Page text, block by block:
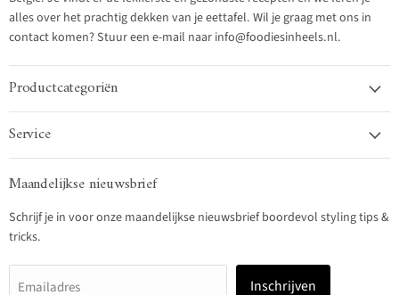
alles over het prachtig dekken van je eettafel. Wil je graag met ons in
contact komen? Stuur een e-mail naar info@foodiesinheels.nl.
Productcategoriën
Service
Maandelijkse nieuwsbrief
Schrijf je in voor onze maandelijkse nieuwsbrief boordevol styling tips &
tricks.
Emailadres Inschrijven